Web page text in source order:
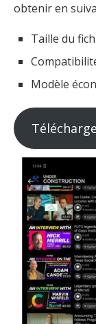
obtenir en
Taille du
Modèle